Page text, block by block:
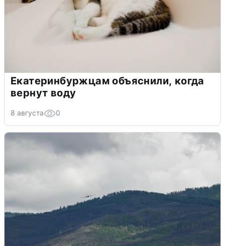
Екатеринбуржцам объяснили, когда
вернут воду
8 августа 0